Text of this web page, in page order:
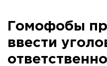
Гомофобы
ввести